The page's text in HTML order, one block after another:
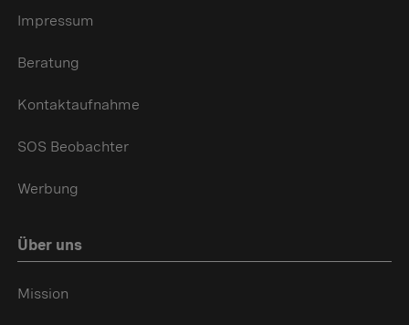
Impressum
Beratung
Kontaktaufnahme
SOS Beobachter
Werbung
Über uns
Mission